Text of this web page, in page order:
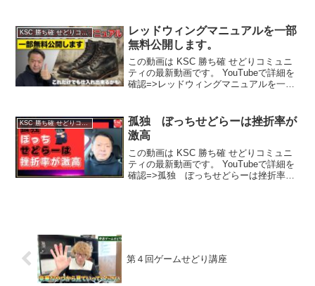
KSC 勝ち確 せどりコミュニティ
レッドウィングマニュアルを一部
無料公開します。
この動画は KSC 勝ち確 せどりコミュニ
ティの最新動画です。 YouTubeで詳細を
確認=>レッドウィングマニュアルを一部
KSC 勝ち確 せどりコミュニティ
孤独 ぼっちせどらーは挫折率が
激高
この動画は KSC 勝ち確 せどりコミュニ
ティの最新動画です。 YouTubeで詳細を
確認=>孤独 ぼっちせどらーは挫折率が
第４回ゲームせどり講座